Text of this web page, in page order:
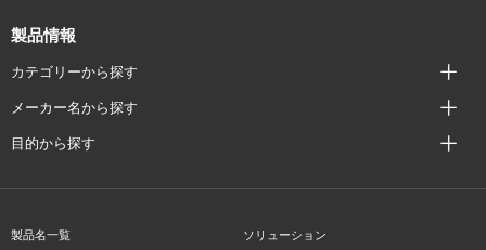
製品情報
カテゴリーから探す
メーカー名から探す
目的から探す
製品名一覧 ソリューション